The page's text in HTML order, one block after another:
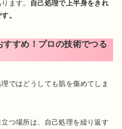
ます。
自己処理で上半身をきれ
。
すすめ！プロの技術でつる
ではどうしても肌を傷めてしま
つ場所は、自己処理を繰り返す